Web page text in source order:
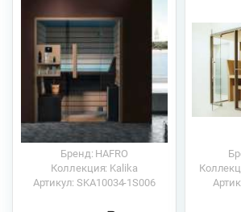
Бренд: HAFRO
Коллекция: Kalika
Артикул: SKA10034-1S006